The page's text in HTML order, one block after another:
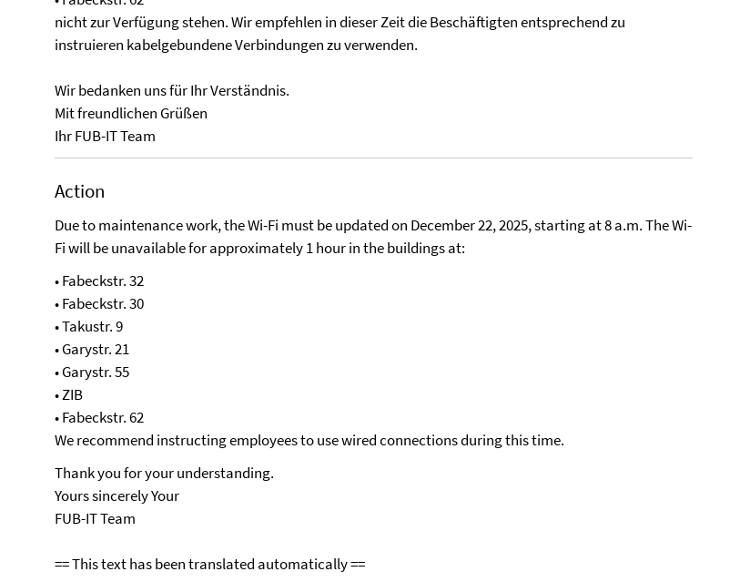
nicht zur Verfügung stehen. Wir empfehlen in dieser Zeit die Beschäftigten entsprechend zu
instruieren kabelgebundene Verbindungen zu verwenden.
Wir bedanken uns für Ihr Verständnis.
Mit freundlichen Grüßen
Ihr FUB-IT Team
Action
Due to maintenance work, the Wi-Fi must be updated on December 22, 2025, starting at 8 a.m. The Wi-
Fi will be unavailable for approximately 1 hour in the buildings at:
• Fabeckstr. 32
• Fabeckstr. 30
• Takustr. 9
• Garystr. 21
• Garystr. 55
• ZIB
• Fabeckstr. 62
We recommend instructing employees to use wired connections during this time.
Thank you for your understanding.
Yours sincerely Your
FUB-IT Team
== This text has been translated automatically ==